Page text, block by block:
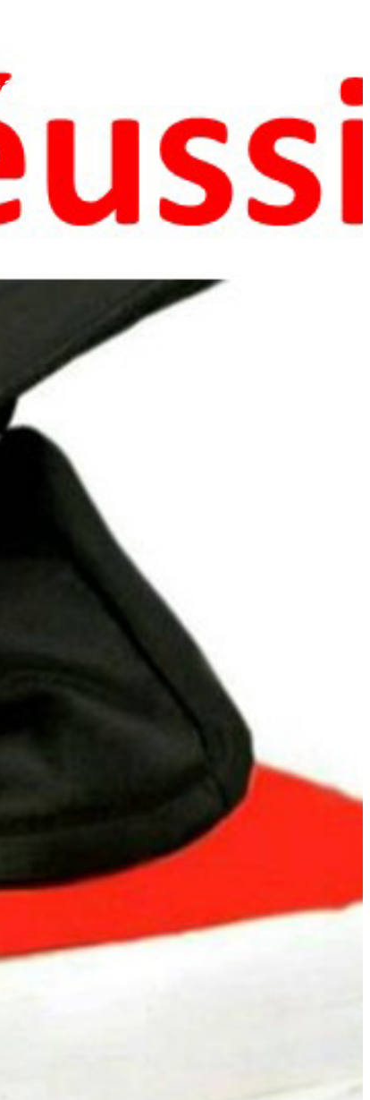
au Baccalauréat